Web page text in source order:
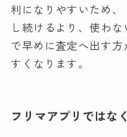
利になりやすいため
し続けるより、使わ
で早めに査定へ出す
すくなります。
フリマアプリではな